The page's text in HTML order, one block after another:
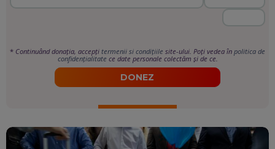
* Continuând donația, accepți termenii si condițiile site-ului. Poți vedea în politica de
confidențialitate ce date personale colectăm și de ce.
DONEZ